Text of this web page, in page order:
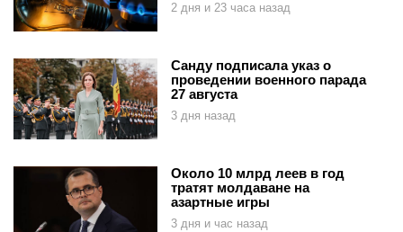
2 дня и 23 часа назад
Санду подписала указ о
проведении военного парада
27 августа
3 дня назад
Около 10 млрд леев в год
тратят молдаване на
азартные игры
3 дня и час назад